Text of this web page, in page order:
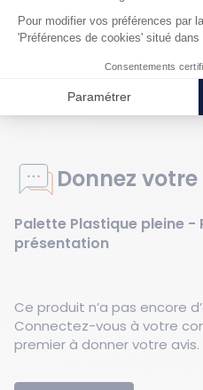
Documentation
Fiche technique
Donnez
Palette Plastique pleine
présentation
Ce produit n’a pas encore
Connectez-vous à votre
premier à donner votre avis.